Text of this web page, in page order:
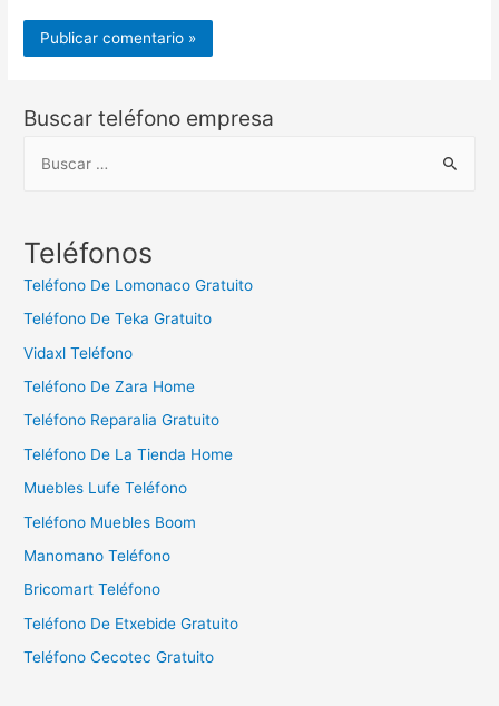
Buscar teléfono empresa
c
:
Teléfonos
Teléfono De Lomonaco Gratuito
Teléfono De Teka Gratuito
Vidaxl Teléfono
Teléfono De Zara Home
Teléfono Reparalia Gratuito
Teléfono De La Tienda Home
Muebles Lufe Teléfono
Teléfono Muebles Boom
Manomano Teléfono
Bricomart Teléfono
Teléfono De Etxebide Gratuito
Teléfono Cecotec Gratuito